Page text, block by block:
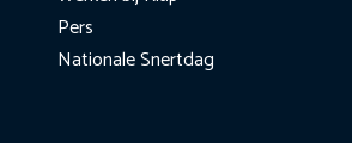
Pers
Nationale Snertdag